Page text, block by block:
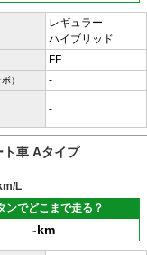
レギュラー
ハイブリッド
FF
） -
-
ト車 Aタイプ
L
ンでどこまで走る？
-km